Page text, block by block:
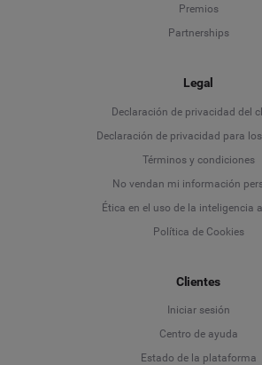
Premios
Partnerships
Legal
Declaración de privacidad del
Declaración de privacidad para
Términos y condiciones
No vendan mi información
Ética en el uso de la inteligencia
Política de Cookies
Clientes
Iniciar sesión
Centro de ayuda
Estado de la plataforma